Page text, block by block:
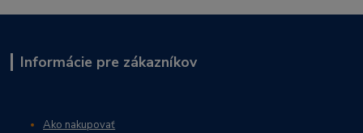
Informácie pre zákazníkov
Ako nakupovať